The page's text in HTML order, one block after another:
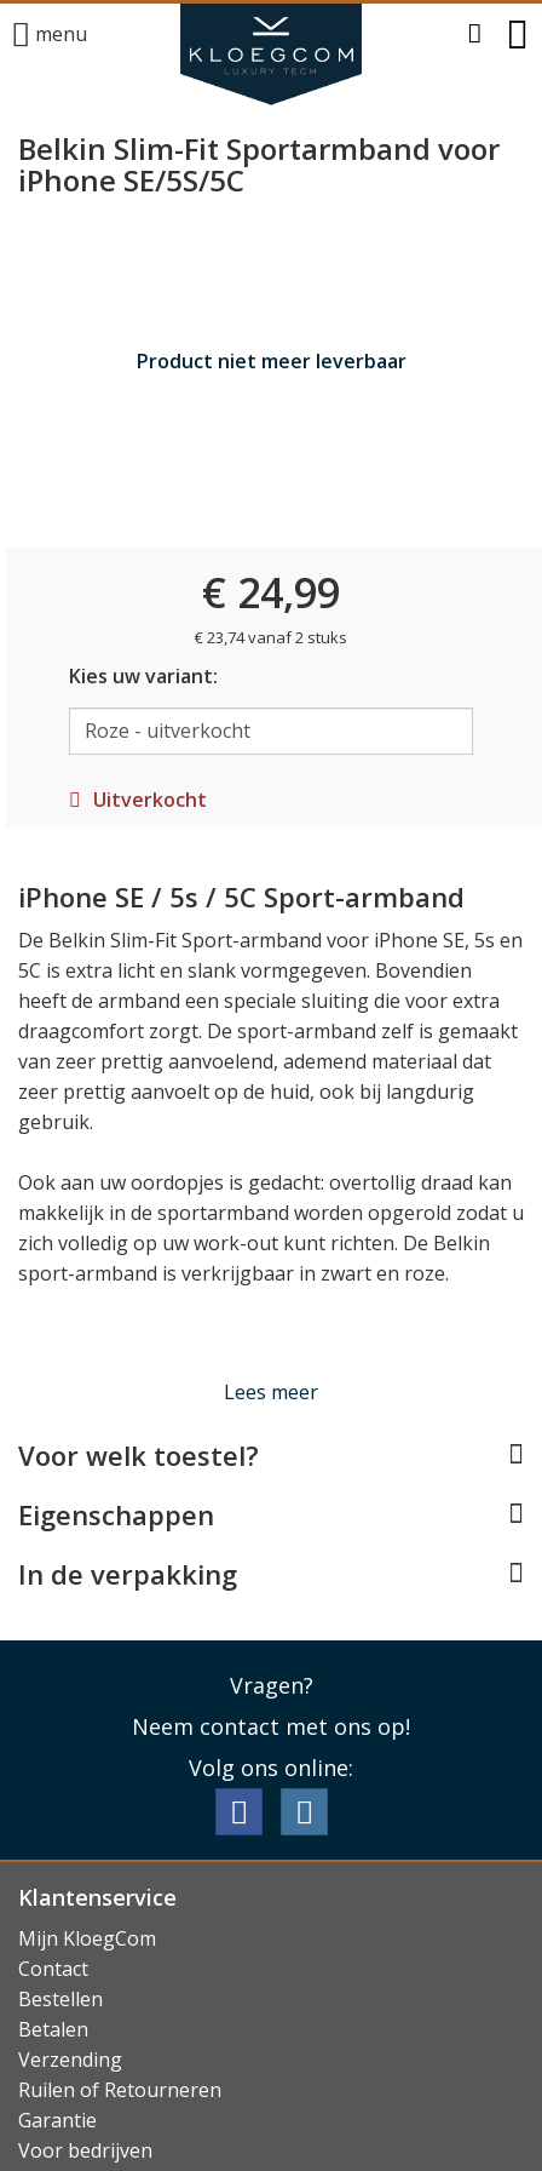
menu
Belkin Slim-Fit Sportarmband voor
iPhone SE/5S/5C
Product niet meer leverbaar
€ 24,99
€ 23,74 vanaf 2 stuks
Kies uw variant:
Uitverkocht
iPhone SE / 5s / 5C Sport-armband
De Belkin Slim-Fit Sport-armband voor iPhone SE, 5s en
5C is extra licht en slank vormgegeven. Bovendien
heeft de armband een speciale sluiting die voor extra
draagcomfort zorgt. De sport-armband zelf is gemaakt
van zeer prettig aanvoelend, ademend materiaal dat
zeer prettig aanvoelt op de huid, ook bij langdurig
gebruik.
Ook aan uw oordopjes is gedacht: overtollig draad kan
makkelijk in de sportarmband worden opgerold zodat u
zich volledig op uw work-out kunt richten. De Belkin
sport-armband is verkrijgbaar in zwart en roze.
Lees minder
Lees meer
Voor welk toestel?
Eigenschappen
In de verpakking
Vragen?
Neem contact met ons op!
Volg ons online:
Klantenservice
Mijn KloegCom
Contact
Bestellen
Betalen
Verzending
Ruilen of Retourneren
Garantie
Voor bedrijven